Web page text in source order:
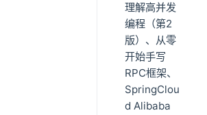
理解高并发
编程（第2
版）、从零
开始手写
RPC框架、
SpringClou
d Alibaba